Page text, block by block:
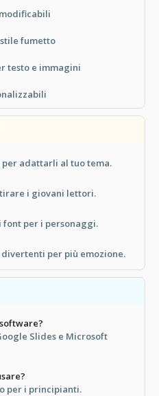
fumetto
testo e immagini
adattarli al tuo tema.
i giovani lettori.
font per i personaggi.
per più emozione.
Slides e Microsoft
per i principianti.